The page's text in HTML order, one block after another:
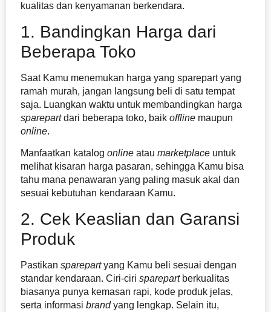
kualitas dan kenyamanan berkendara.
1. Bandingkan Harga dari
Beberapa Toko
Saat Kamu menemukan harga yang sparepart yang
ramah murah, jangan langsung beli di satu tempat
saja. Luangkan waktu untuk membandingkan harga
sparepartdari beberapa toko, baik offline maupun
online.
Manfaatkan katalog online atau marketplace untuk
melihat kisaran harga pasaran, sehingga Kamu bisa
tahu mana penawaran yang paling masuk akal dan
sesuai kebutuhan kendaraan Kamu.
2. Cek Keaslian dan Garansi
Produk
Pastikan sparepartyang Kamu beli sesuai dengan
standar kendaraan. Ciri-ciri sparepartberkualitas
biasanya punya kemasan rapi, kode produk jelas,
serta informasi brandyang lengkap. Selain itu,